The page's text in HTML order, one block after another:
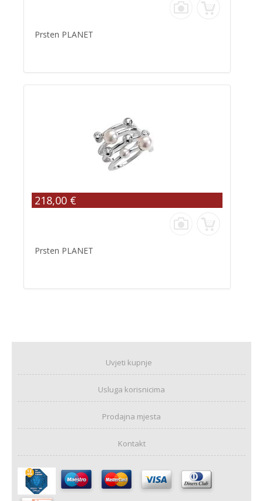
Prsten PLANET
218,00 €
Prsten PLANET
Uvjeti kupnje
Usluga korisnicima
Prodajna mjesta
Kontakt